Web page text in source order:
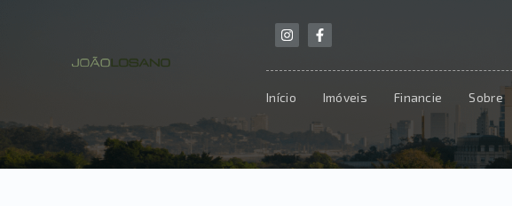
Início Imóveis Financie Sobre